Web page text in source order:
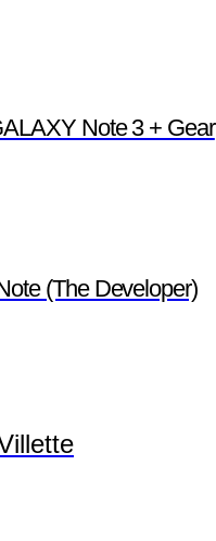
Note 3 + Gear
(The Developer)